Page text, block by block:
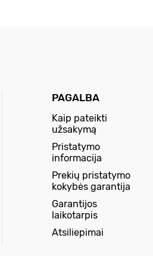
PAGALBA
Kaip pateikti
užsakymą
Pristatymo
informacija
Prekių pristatymo
kokybės garantija
Garantijos
laikotarpis
Atsiliepimai